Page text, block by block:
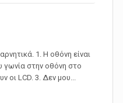
1. Η οθόνη είναι
γωνία στην οθόνη στο
οι LCD. 3. Δεν μου...